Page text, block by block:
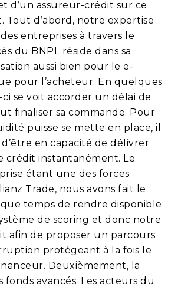
d’un assureur-crédit sur ce
Tout d’abord, notre expertise
entreprises à travers le
du BNPL réside dans sa
aussi bien pour le e-
pour l’acheteur. En quelques
se voit accorder un délai de
finaliser sa commande. Pour
puisse se mette en place, il
en capacité de délivrer
crédit instantanément. Le
étant une des forces
Trade, nous avons fait le
temps de rendre disponible
de scoring et donc notre
afin de proposer un parcours
protégeant à la fois le
Deuxièmement, la
fonds avancés. Les acteurs du